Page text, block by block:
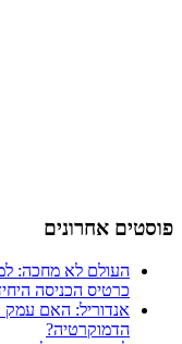
פוסטים אחרונים
כרטיס הכניסה
אנדוריל: האם
הדמוקרטיה?